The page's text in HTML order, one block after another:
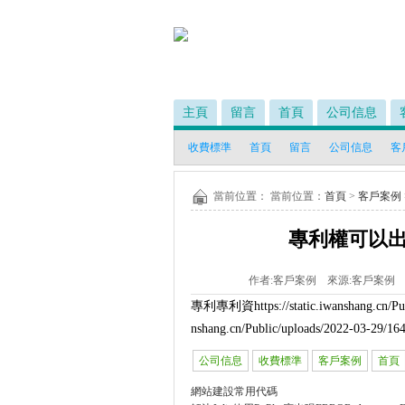
主頁 留言 首頁 公司信息
收費標準 首頁 留言 公司信息 客
當前位置： 當前位置： 首頁 > 客戶案例
專利權可以
作者:客戶案例 來源:客戶案例
專利專利資https://static.iwanshang.cn/
nshang.cn/Public/uploads/2022-03-29/
公司信息 收費標準 客戶案例 首頁
網站建設常用代碼